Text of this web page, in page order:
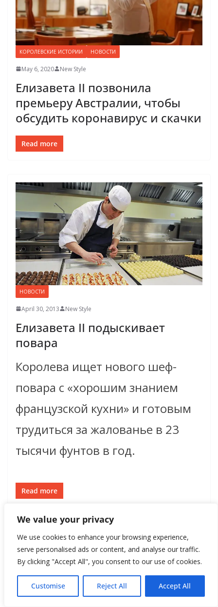
We value your privacy
We use cookies to enhance your browsing experience,
serve personalised ads or content, and analyse our traffic.
By clicking "Accept All", you consent to our use of cookies.
Customise Reject All Accept All
КОРОЛЕВСКИЕ ИСТОРИИ НОВОСТИ
May 6, 2020 New Style
Елизавета II позвонила
премьеру Австралии, чтобы
обсудить коронавирус и скачки
Read more
НОВОСТИ
April 30, 2013 New Style
Елизавета II подыскивает
повара
Королева ищет нового шеф-
повара с «хорошим знанием
французской кухни» и готовым
трудиться за жалованье в 23
тысячи фунтов в год.
Read more